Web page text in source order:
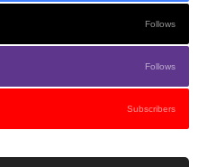
Follows
Follows
Subscribers